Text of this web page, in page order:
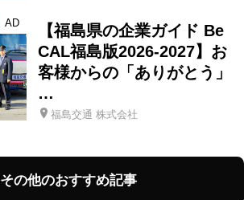
AD
【福島県の企業ガイド Be
CAL福島版2026-2027】お
客様からの「ありがとう」
…
福島交通 株式会社
その他のおすすめ記事